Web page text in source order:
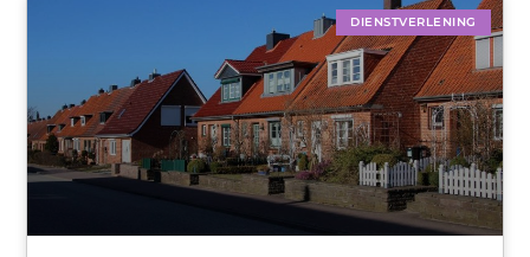
DIENSTVERLENING